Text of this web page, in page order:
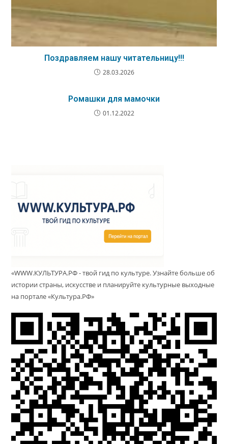
Поздравляем нашу читательницу!!!
28.03.2026
Ромашки для мамочки
01.12.2022
«WWW.КУЛЬТУРА.РФ - твой гид по культуре. Узнайте больше об
истории страны, искусстве и планируйте культурные выходные
на портале «Культура.РФ»